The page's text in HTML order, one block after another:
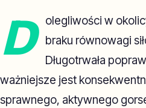
D
olegliwości w
braku równowagi
Długotrwała
ważniejsze jest
sprawnego, aktywnego